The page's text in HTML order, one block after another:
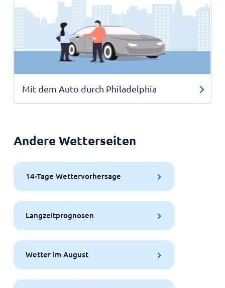
Mit dem Auto durch Philadelphia
Andere Wetterseiten
14-Tage Wettervorhersage
Langzeitprognosen
Wetter im August